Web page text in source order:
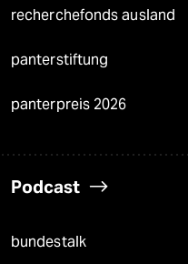
recherchefonds ausland
panterstiftung
panterpreis 2026
Podcast
bundestalk